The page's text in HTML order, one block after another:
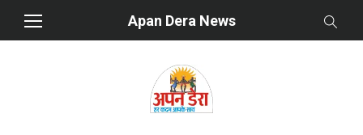
Apan Dera News